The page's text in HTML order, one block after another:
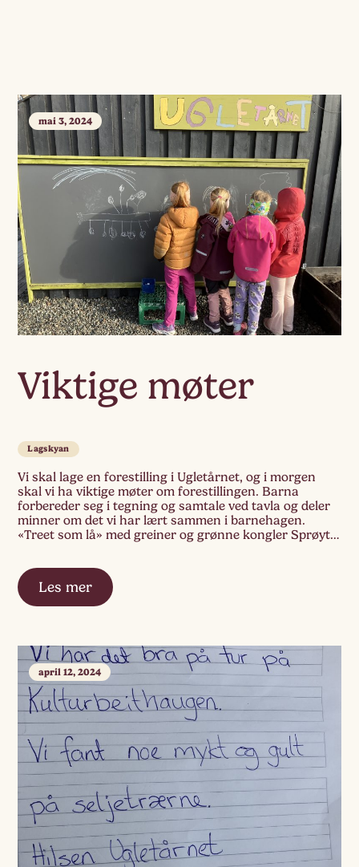
Viktige møter
mai 3, 2024
Lagskyan
Vi skal lage en forestilling i Ugletårnet, og i morgen
skal vi ha viktige møter om forestillingen. Barna
forbereder seg i tegning og samtale ved tavla og deler
minner om det vi har lært sammen i barnehagen.
«Treet som lå» med greiner og grønne kongler Sprøyte
Les mer
april 12, 2024